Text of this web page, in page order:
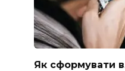
Як сформувати